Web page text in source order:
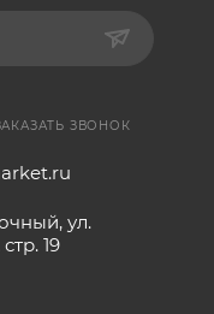
ЗВОНОК
ул.
19